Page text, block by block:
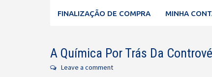
FINALIZAÇÃO DE COMPRA MINHA
A Química Por Trás Da
Leave a comment